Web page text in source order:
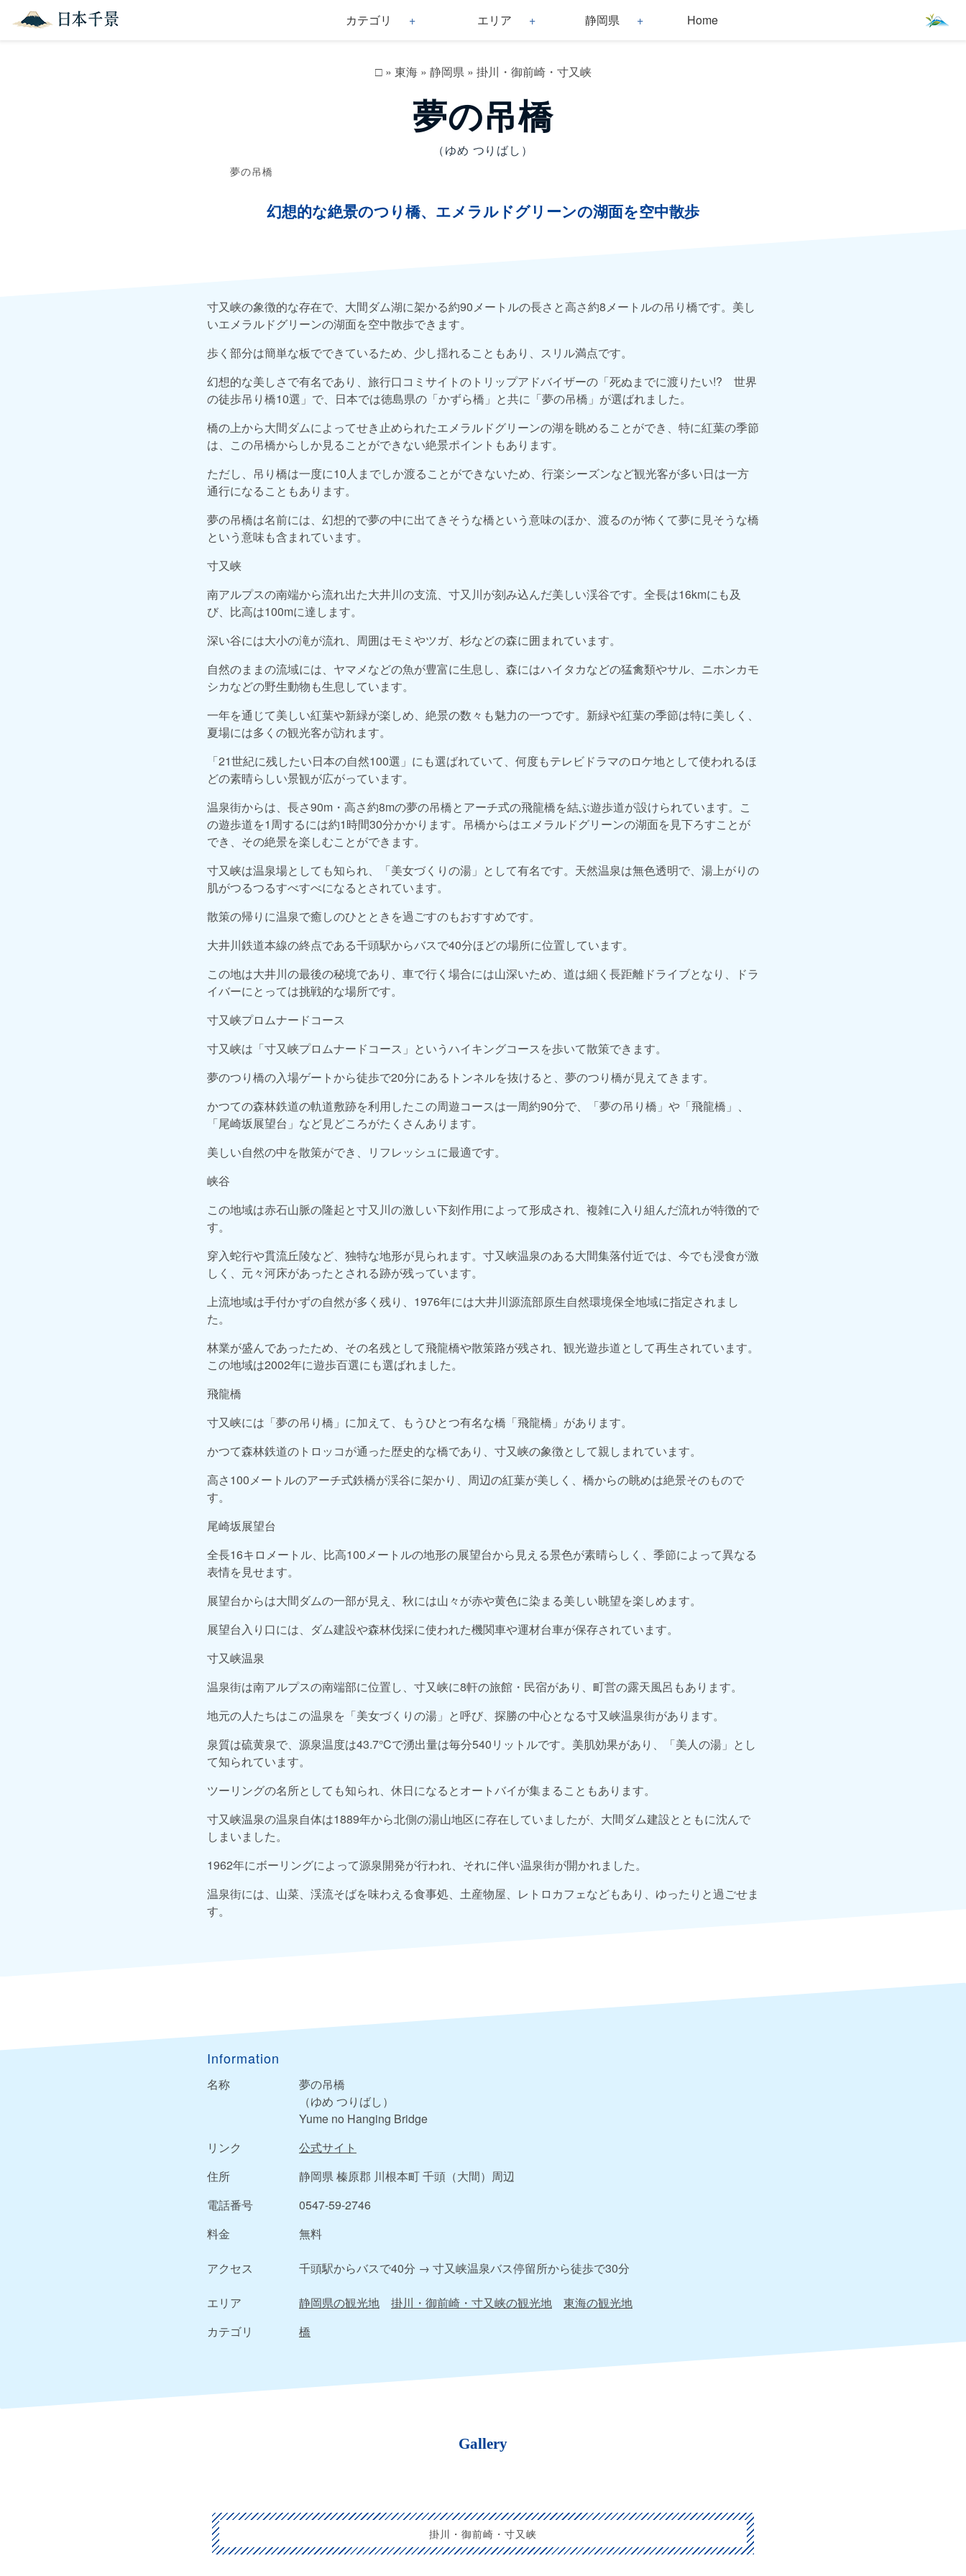
カテゴリ エリア 静岡県 Home
□» 東海» 静岡県» 掛川・御前崎・寸又峡
夢の吊橋
（ゆめ つりばし）
夢の吊橋
幻想的な絶景のつり橋、エメラルドグリーンの湖面を空中散歩
寸又峡の象徴的な存在で、大間ダム湖に架かる約90メートルの長さと高さ約8メートルの吊り橋です。美し
いエメラルドグリーンの湖面を空中散歩できます。
歩く部分は簡単な板でできているため、少し揺れることもあり、スリル満点です。
幻想的な美しさで有名であり、旅行口コミサイトのトリップアドバイザーの「死ぬまでに渡りたい!? 世界
の徒歩吊り橋10選」で、日本では徳島県の「かずら橋」と共に「夢の吊橋」が選ばれました。
橋の上から大間ダムによってせき止められたエメラルドグリーンの湖を眺めることができ、特に紅葉の季節
は、この吊橋からしか見ることができない絶景ポイントもあります。
ただし、吊り橋は一度に10人までしか渡ることができないため、行楽シーズンなど観光客が多い日は一方
通行になることもあります。
夢の吊橋は名前には、幻想的で夢の中に出てきそうな橋という意味のほか、渡るのが怖くて夢に見そうな橋
という意味も含まれています。
寸又峡
南アルプスの南端から流れ出た大井川の支流、寸又川が刻み込んだ美しい渓谷です。全長は16kmにも及
び、比高は100mに達します。
深い谷には大小の滝が流れ、周囲はモミやツガ、杉などの森に囲まれています。
自然のままの流域には、ヤマメなどの魚が豊富に生息し、森にはハイタカなどの猛禽類やサル、ニホンカモ
シカなどの野生動物も生息しています。
一年を通じて美しい紅葉や新緑が楽しめ、絶景の数々も魅力の一つです。新緑や紅葉の季節は特に美しく、
夏場には多くの観光客が訪れます。
「21世紀に残したい日本の自然100選」にも選ばれていて、何度もテレビドラマのロケ地として使われるほ
どの素晴らしい景観が広がっています。
温泉街からは、長さ90m・高さ約8mの夢の吊橋とアーチ式の飛龍橋を結ぶ遊歩道が設けられています。こ
の遊歩道を1周するには約1時間30分かかります。吊橋からはエメラルドグリーンの湖面を見下ろすことが
でき、その絶景を楽しむことができます。
寸又峡は温泉場としても知られ、「美女づくりの湯」として有名です。天然温泉は無色透明で、湯上がりの
肌がつるつるすべすべになるとされています。
散策の帰りに温泉で癒しのひとときを過ごすのもおすすめです。
大井川鉄道本線の終点である千頭駅からバスで40分ほどの場所に位置しています。
この地は大井川の最後の秘境であり、車で行く場合には山深いため、道は細く長距離ドライブとなり、ドラ
イバーにとっては挑戦的な場所です。
寸又峡プロムナードコース
寸又峡は「寸又峡プロムナードコース」というハイキングコースを歩いて散策できます。
夢のつり橋の入場ゲートから徒歩で20分にあるトンネルを抜けると、夢のつり橋が見えてきます。
かつての森林鉄道の軌道敷跡を利用したこの周遊コースは一周約90分で、「夢の吊り橋」や「飛龍橋」、
「尾崎坂展望台」など見どころがたくさんあります。
美しい自然の中を散策ができ、リフレッシュに最適です。
峡谷
この地域は赤石山脈の隆起と寸又川の激しい下刻作用によって形成され、複雑に入り組んだ流れが特徴的で
す。
穿入蛇行や貫流丘陵など、独特な地形が見られます。寸又峡温泉のある大間集落付近では、今でも浸食が激
しく、元々河床があったとされる跡が残っています。
上流地域は手付かずの自然が多く残り、1976年には大井川源流部原生自然環境保全地域に指定されまし
た。
林業が盛んであったため、その名残として飛龍橋や散策路が残され、観光遊歩道として再生されています。
この地域は2002年に遊歩百選にも選ばれました。
飛龍橋
寸又峡には「夢の吊り橋」に加えて、もうひとつ有名な橋「飛龍橋」があります。
かつて森林鉄道のトロッコが通った歴史的な橋であり、寸又峡の象徴として親しまれています。
高さ100メートルのアーチ式鉄橋が渓谷に架かり、周辺の紅葉が美しく、橋からの眺めは絶景そのもので
す。
尾崎坂展望台
全長16キロメートル、比高100メートルの地形の展望台から見える景色が素晴らしく、季節によって異なる
表情を見せます。
展望台からは大間ダムの一部が見え、秋には山々が赤や黄色に染まる美しい眺望を楽しめます。
展望台入り口には、ダム建設や森林伐採に使われた機関車や運材台車が保存されています。
寸又峡温泉
温泉街は南アルプスの南端部に位置し、寸又峡に8軒の旅館・民宿があり、町営の露天風呂もあります。
地元の人たちはこの温泉を「美女づくりの湯」と呼び、探勝の中心となる寸又峡温泉街があります。
泉質は硫黄泉で、源泉温度は43.7°Cで湧出量は毎分540リットルです。美肌効果があり、「美人の湯」とし
て知られています。
ツーリングの名所としても知られ、休日になるとオートバイが集まることもあります。
寸又峡温泉の温泉自体は1889年から北側の湯山地区に存在していましたが、大間ダム建設とともに沈んで
しまいました。
1962年にボーリングによって源泉開発が行われ、それに伴い温泉街が開かれました。
温泉街には、山菜、渓流そばを味わえる食事処、土産物屋、レトロカフェなどもあり、ゆったりと過ごせま
す。
Information
名称
夢の吊橋
（ゆめ つりばし）
Yume no Hanging Bridge
リンク
公式サイト
住所
静岡県 榛原郡 川根本町 千頭（大間）周辺
電話番号
0547-59-2746
料金
無料
アクセス 千頭駅からバスで40分 → 寸又峡温泉バス停留所から徒歩で30分
エリア 静岡県の観光地 掛川・御前崎・寸又峡の観光地
東海の観光地
カテゴリ
橋
Gallery
掛川・御前崎・寸又峡